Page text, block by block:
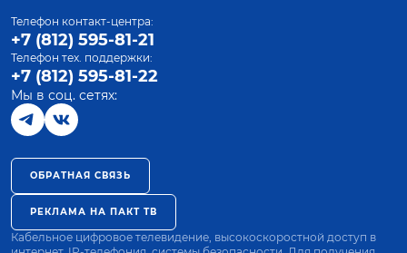
Телефон контакт-центра:
+7 (812) 595-81-21
Телефон тех. поддержки:
+7 (812) 595-81-22
Мы в соц. сетях:
ОБРАТНАЯ СВЯЗЬ
РЕКЛАМА НА ПАКТ ТВ
Кабельное цифровое телевидение, высокоскоростной доступ в